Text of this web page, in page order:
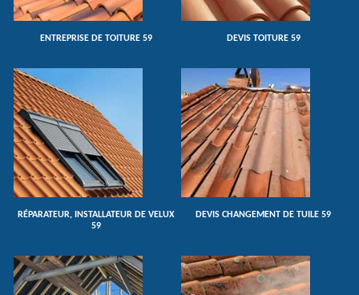
ENTREPRISE DE TOITURE 59 DEVIS TOITURE 59
RÉPARATEUR, INSTALLATEUR DE VELUX
59
DEVIS CHANGEMENT DE TUILE 59